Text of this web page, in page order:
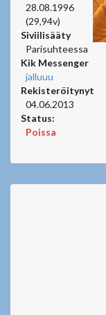
28.08.1996
(29,94v)
Siviilisääty
Parisuhteessa
Kik Messenger
jalluuu
Rekisteröitynyt
04.06.2013
Status:
Poissa